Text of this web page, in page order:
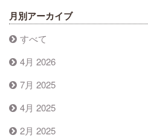
月別アーカイブ
すべて
4月 2026
7月 2025
4月 2025
2月 2025